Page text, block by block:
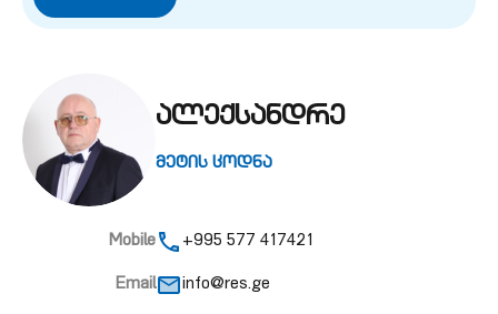
ალექსანდრე
მეტის ცოდნა
Mobile +995 577 417421
Email info@res.ge